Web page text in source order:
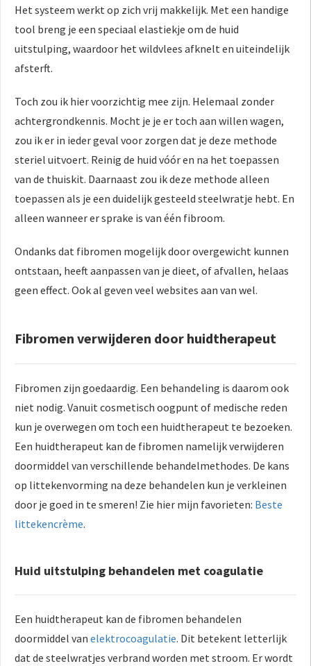
Het systeem werkt op zich vrij makkelijk. Met een handige
tool breng je een speciaal elastiekje om de huid
uitstulping, waardoor het wildvlees afknelt en uiteindelijk
afsterft.
Toch zou ik hier voorzichtig mee zijn. Helemaal zonder
achtergrondkennis. Mocht je je er toch aan willen wagen,
zou ik er in ieder geval voor zorgen dat je deze methode
steriel uitvoert. Reinig de huid vóór en na het toepassen
van de thuiskit. Daarnaast zou ik deze methode alleen
toepassen als je een duidelijk gesteeld steelwratje hebt. En
alleen wanneer er sprake is van één fibroom.
Ondanks dat fibromen mogelijk door overgewicht kunnen
ontstaan, heeft aanpassen van je dieet, of afvallen, helaas
geen effect. Ook al geven veel websites aan van wel.
Fibromen verwijderen door huidtherapeut
Fibromen zijn goedaardig. Een behandeling is daarom ook
niet nodig. Vanuit cosmetisch oogpunt of medische reden
kun je overwegen om toch een huidtherapeut te bezoeken.
Een huidtherapeut kan de fibromen namelijk verwijderen
doormiddel van verschillende behandelmethodes. De kans
op littekenvorming na deze behandelen kun je verkleinen
door je goed in te smeren! Zie hier mijn favorieten: Beste
littekencrème.
Huid uitstulping behandelen met coagulatie
Een huidtherapeut kan de fibromen behandelen
doormiddel van elektrocoagulatie. Dit betekent letterlijk
dat de steelwratjes verbrand worden met stroom. Er wordt